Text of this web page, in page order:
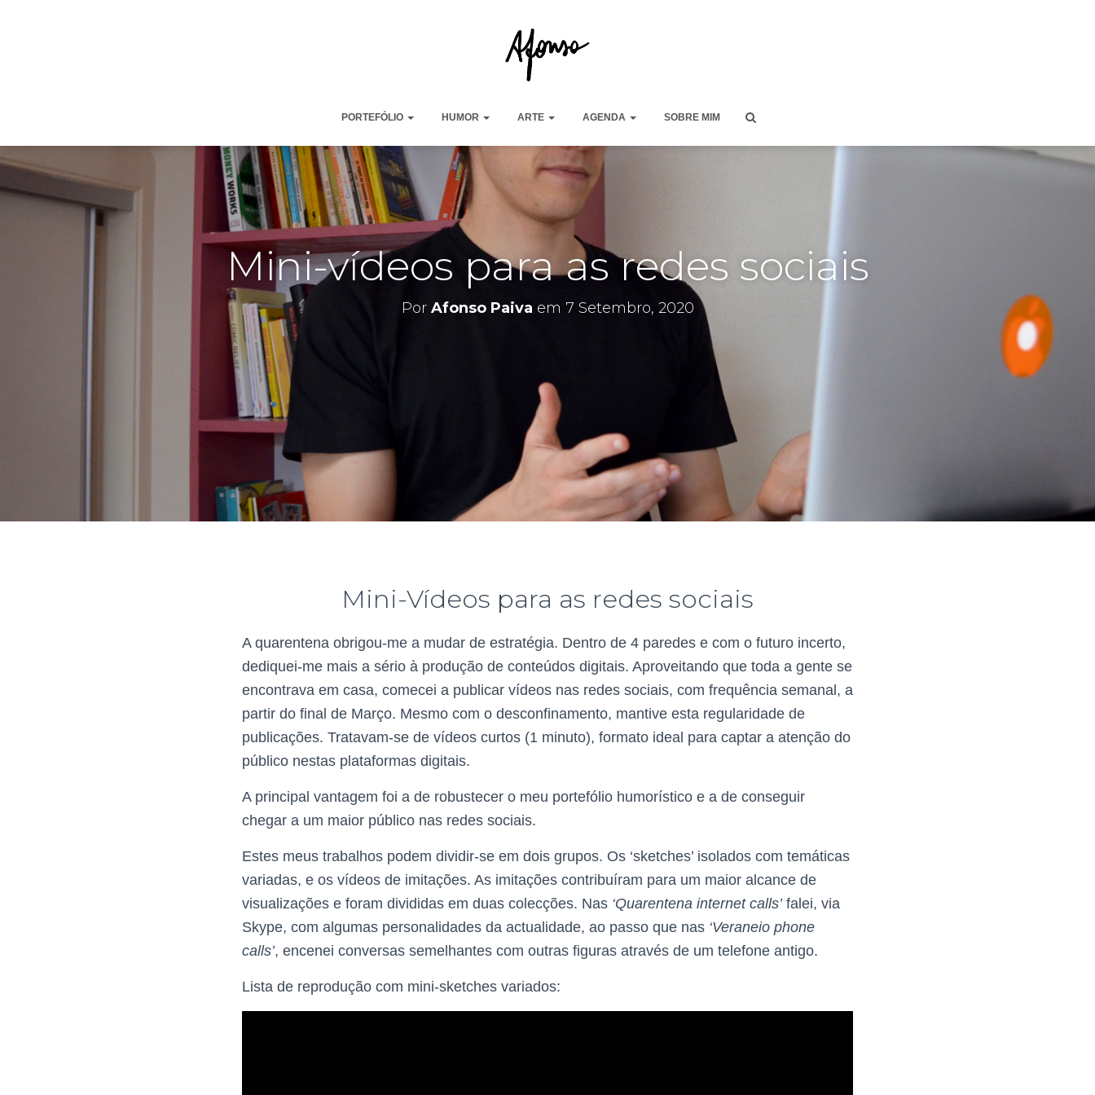
PORTEFÓLIO HUMOR ARTE AGENDA SOBRE MIM
Mini-vídeos para as redes sociais
Por Afonso Paiva em 7 Setembro, 2020
Mini-Vídeos para as redes sociais
A quarentena obrigou-me a mudar de estratégia. Dentro de 4 paredes e com o futuro incerto,
dediquei-me mais a sério à produção de conteúdos digitais. Aproveitando que toda a gente se
encontrava em casa, comecei a publicar vídeos nas redes sociais, com frequência semanal, a
partir do final de Março. Mesmo com o desconfinamento, mantive esta regularidade de
publicações. Tratavam-se de vídeos curtos (1 minuto), formato ideal para captar a atenção do
público nestas plataformas digitais.
A principal vantagem foi a de robustecer o meu portefólio humorístico e a de conseguir
chegar a um maior público nas redes sociais.
Estes meus trabalhos podem dividir-se em dois grupos. Os ‘sketches’ isolados com temáticas
variadas, e os vídeos de imitações. As imitações contribuíram para um maior alcance de
visualizações e foram divididas em duas colecções. Nas ‘Quarentena internet calls’falei, via
Skype, com algumas personalidades da actualidade, ao passo que nas ‘Veraneio phone
calls’, encenei conversas semelhantes com outras figuras através de um telefone antigo.
Lista de reprodução com mini-sketches variados: